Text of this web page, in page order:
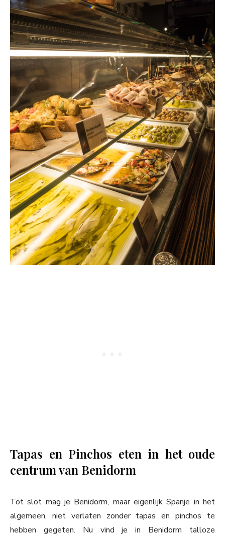
Tapas en Pinchos eten in het oude
centrum van Benidorm
Tot slot mag je Benidorm, maar eigenlijk Spanje in het
algemeen, niet verlaten zonder tapas en pinchos te
hebben gegeten. Nu vind je in Benidorm talloze